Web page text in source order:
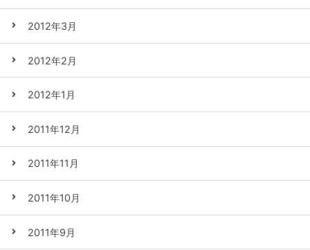
2012年3月
2012年2月
2012年1月
2011年12月
2011年11月
2011年10月
2011年9月